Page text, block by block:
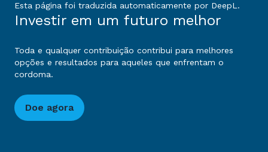
Esta página foi traduzida automaticamente por DeepL.
Investir em um futuro melhor
Toda e qualquer contribuição contribui para melhores
opções e resultados para aqueles que enfrentam o
cordoma.
Doe agora